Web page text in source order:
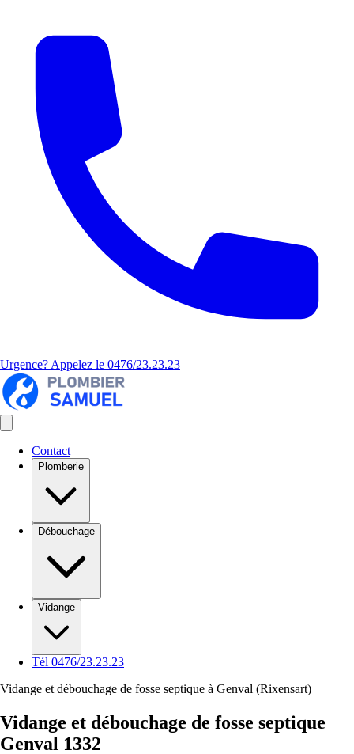
Urgence? Appelez le 0476/23.23.23
Contact
Plomberie
Débouchage
Vidange
Tél 0476/23.23.23
Vidange et débouchage de fosse septique à Genval (Rixensart)
Vidange et débouchage de fosse septique
Genval 1332